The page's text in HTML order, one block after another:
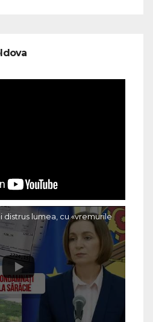
distrus lumea, cu «vremurile